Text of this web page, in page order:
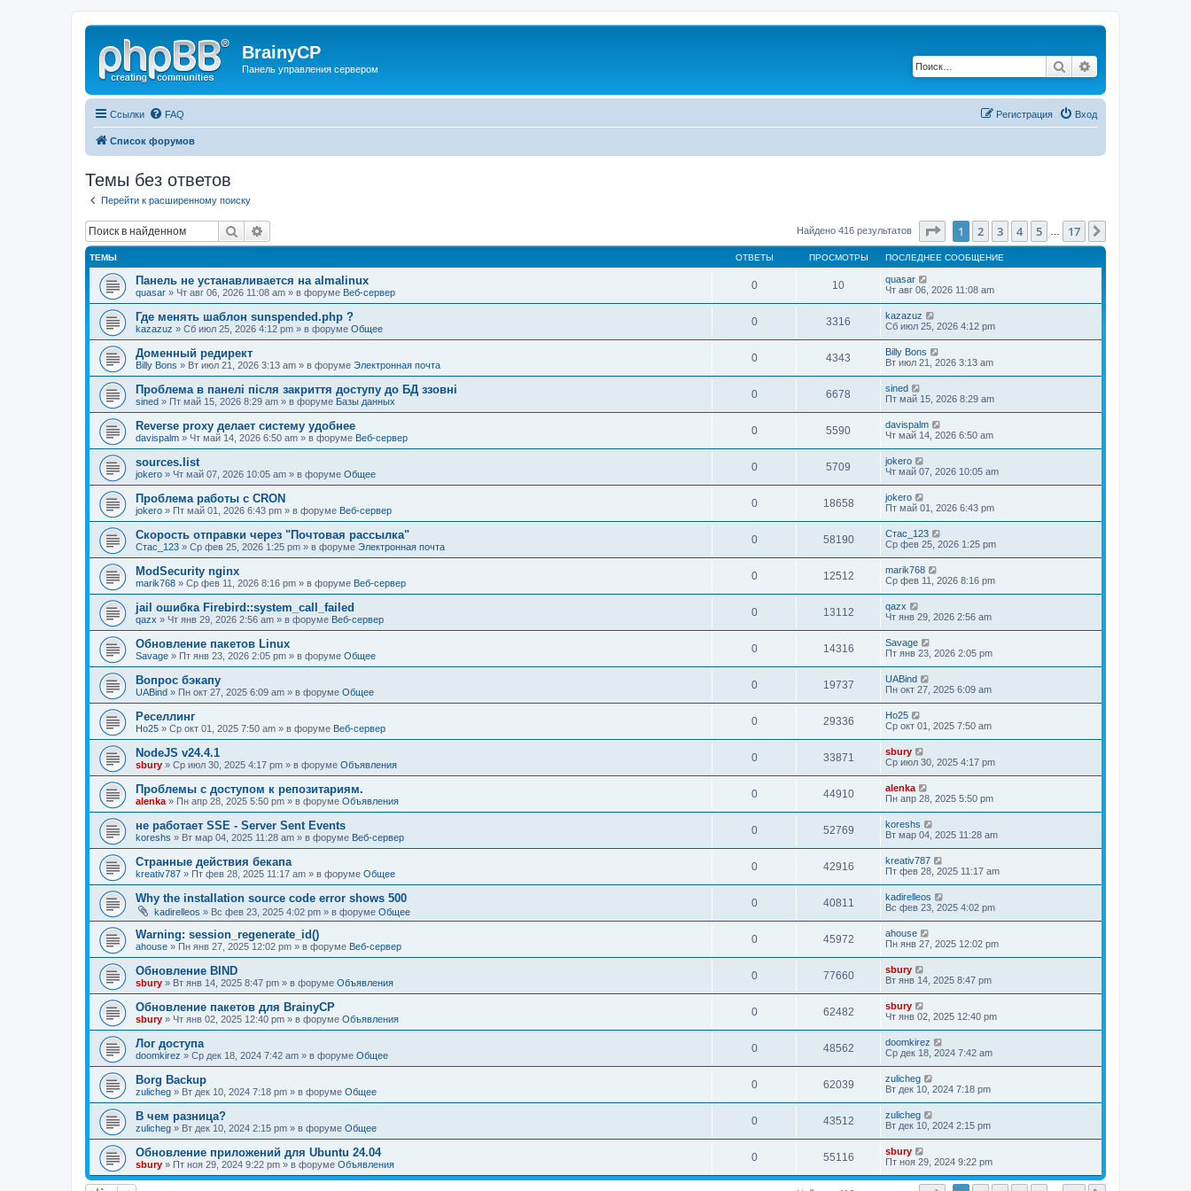
BrainyCP
Панель управления сервером Поиск
Ссылки FAQ Вход
Регистрация
Список форумов
Темы без ответов
Перейти к расширенному поиску
Поиск Найдено 416 результатов Страница1 из 17
1 2 3 4 5 17
ТЕМЫ ОТВЕТЫ ПРОСМОТРЫ ПОСЛЕДНЕЕ СООБЩЕНИЕ
Панель не устанавливается на almalinux
quasar » Чт авг 06, 2026 11:08 am » в форуме Веб-сервер
0 10
quasar
Чт авг 06, 2026 11:08 am
Где менять шаблон sunspended.php ?
kazazuz » Сб июл 25, 2026 4:12 pm » в форуме Общее
0 3316
kazazuz
Сб июл 25, 2026 4:12 pm
Доменный редирект
Billy Bons » Вт июл 21, 2026 3:13 am » в форуме Электронная почта
0 4343
Billy Bons
Вт июл 21, 2026 3:13 am
Проблема в панелі після закриття доступу до БД ззовні
sined » Пт май 15, 2026 8:29 am » в форуме Базы данных
0 6678
sined
Пт май 15, 2026 8:29 am
Reverse proxy делает систему удобнее
davispalm » Чт май 14, 2026 6:50 am » в форуме Веб-сервер
0 5590
davispalm
Чт май 14, 2026 6:50 am
sources.list
jokero » Чт май 07, 2026 10:05 am » в форуме Общее
0 5709
jokero
Чт май 07, 2026 10:05 am
Проблема работы с CRON
jokero » Пт май 01, 2026 6:43 pm » в форуме Веб-сервер
0 18658
jokero
Пт май 01, 2026 6:43 pm
Скорость отправки через "Почтовая рассылка"
Стас_123 » Ср фев 25, 2026 1:25 pm » в форуме Электронная почта
0 58190
Стас_123
Ср фев 25, 2026 1:25 pm
ModSecurity nginx
marik768 » Ср фев 11, 2026 8:16 pm » в форуме Веб-сервер
0 12512
marik768
Ср фев 11, 2026 8:16 pm
jail ошибка Firebird::system_call_failed
qazx » Чт янв 29, 2026 2:56 am » в форуме Веб-сервер
0 13112
qazx
Чт янв 29, 2026 2:56 am
Обновление пакетов Linux
Savage » Пт янв 23, 2026 2:05 pm » в форуме Общее
0 14316
Savage
Пт янв 23, 2026 2:05 pm
Вопрос бэкапу
UABind » Пн окт 27, 2025 6:09 am » в форуме Общее
0 19737
UABind
Пн окт 27, 2025 6:09 am
Реселлинг
Ho25 » Ср окт 01, 2025 7:50 am » в форуме Веб-сервер
0 29336
Ho25
Ср окт 01, 2025 7:50 am
NodeJS v24.4.1
sbury » Ср июл 30, 2025 4:17 pm » в форуме Объявления
0 33871
sbury
Ср июл 30, 2025 4:17 pm
Проблемы с доступом к репозитариям.
alenka » Пн апр 28, 2025 5:50 pm » в форуме Объявления
0 44910
alenka
Пн апр 28, 2025 5:50 pm
не работает SSE - Server Sent Events
koreshs » Вт мар 04, 2025 11:28 am » в форуме Веб-сервер
0 52769
koreshs
Вт мар 04, 2025 11:28 am
Странные действия бекапа
kreativ787 » Пт фев 28, 2025 11:17 am » в форуме Общее
0 42916
kreativ787
Пт фев 28, 2025 11:17 am
Why the installation source code error shows 500
kadirelleos » Вс фев 23, 2025 4:02 pm » в форуме Общее
0 40811
kadirelleos
Вс фев 23, 2025 4:02 pm
Warning: session_regenerate_id()
ahouse » Пн янв 27, 2025 12:02 pm » в форуме Веб-сервер
0 45972
ahouse
Пн янв 27, 2025 12:02 pm
Обновление BIND
sbury » Вт янв 14, 2025 8:47 pm » в форуме Объявления
0 77660
sbury
Вт янв 14, 2025 8:47 pm
Oбновление пакетов для BrainyCP
sbury » Чт янв 02, 2025 12:40 pm » в форуме Объявления
0 62482
sbury
Чт янв 02, 2025 12:40 pm
Лог доступа
doomkirez » Ср дек 18, 2024 7:42 am » в форуме Общее
0 48562
doomkirez
Ср дек 18, 2024 7:42 am
Borg Backup
zulicheg » Вт дек 10, 2024 7:18 pm » в форуме Общее
0 62039
zulicheg
Вт дек 10, 2024 7:18 pm
В чем разница?
zulicheg » Вт дек 10, 2024 2:15 pm » в форуме Общее
0 43512
zulicheg
Вт дек 10, 2024 2:15 pm
Обновление приложений для Ubuntu 24.04
sbury » Пт ноя 29, 2024 9:22 pm » в форуме Объявления
0 55116
sbury
Пт ноя 29, 2024 9:22 pm